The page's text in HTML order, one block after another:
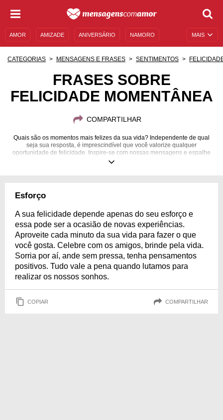
MAIS
AMOR AMIZADE ANIVERSÁRIO NAMORO
MENSAGENS E FRASES MENSAGENS DE ANIVERSÁRIO
CATEGORIAS MENSAGENS E FRASES SENTIMENTOS
FRASES SOBRE
FELICIDADE MOMENTÂNEA
COMPARTILHAR
Quais são os momentos mais felizes da sua vida? Independente de qual
seja sua resposta, é imprescindível que você valorize qualquer
oportunidade de felicidade. Inspire-se com nossas mensagens e espalhe
os melhores sentimentos para atrair a alegria!
Esforço
A sua felicidade depende apenas do seu esforço e
essa pode ser a ocasião de novas experiências.
Aproveite cada minuto da sua vida para fazer o que
você gosta. Celebre com os amigos, brinde pela vida.
Sorria por aí, ande sem pressa, tenha pensamentos
positivos. Tudo vale a pena quando lutamos para
realizar os nossos sonhos.
COPIAR COMPARTILHAR